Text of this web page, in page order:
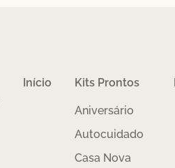
Início Kits Prontos
Aniversário
Autocuidado
Casa Nova